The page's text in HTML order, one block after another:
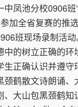
凤池分校0906
加全省复赛的推
班现场录制活
中的树立正确的
生正确认识并遵
颈鹤散文诗朗诵
、大山包黑颈鹤